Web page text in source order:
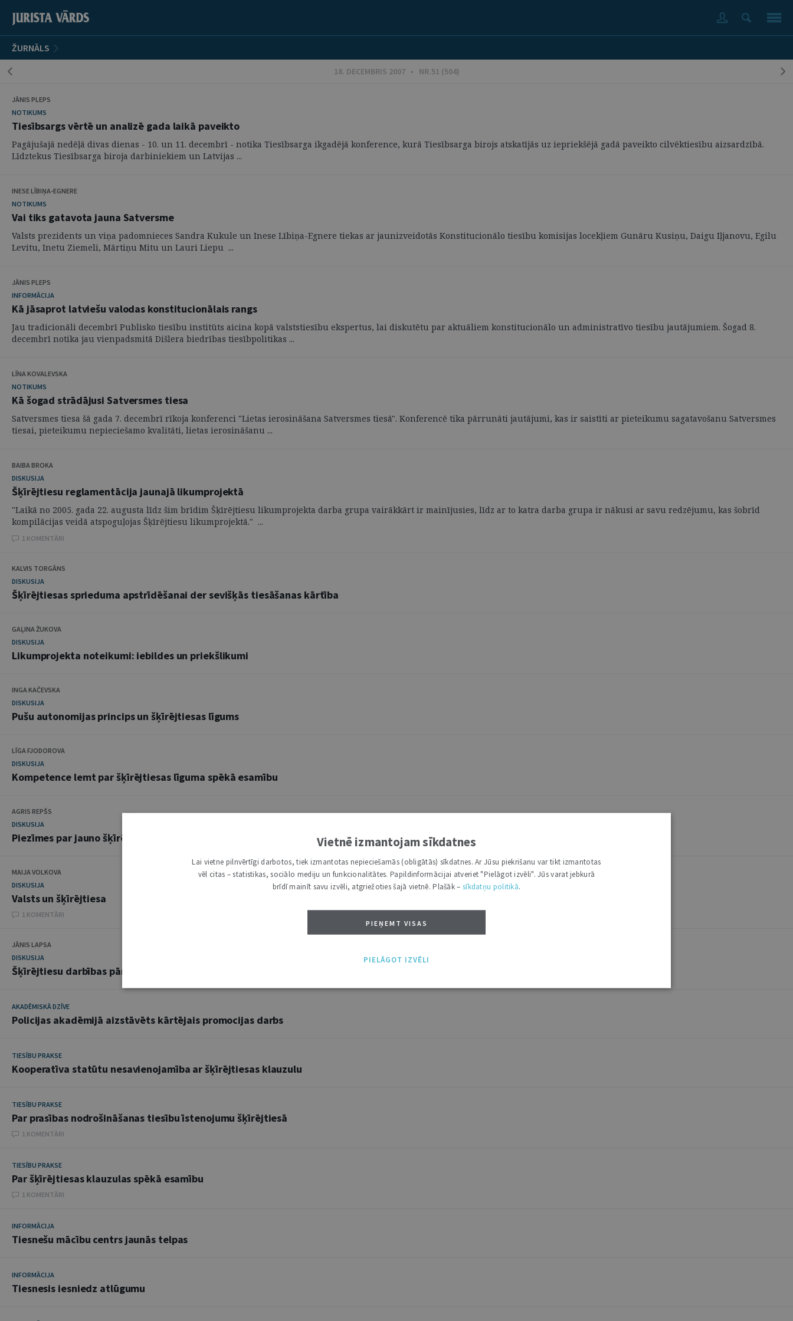
ŽURNĀLS
18. DECEMBRIS 2007 • NR.51 (504)
JĀNIS PLEPS
NOTIKUMS
Tiesībsargs vērtē un analizē gada laikā paveikto
Pagājušajā nedēļā divas dienas - 10. un 11. decembrī - notika Tiesībsarga ikgadējā konference, kurā Tiesībsarga birojs atskatījās uz iepriekšējā gadā paveikto cilvēktiesību aizsardzībā.
Līdztekus Tiesībsarga biroja darbiniekiem un Latvijas ...
INESE LĪBIŅA-EGNERE
NOTIKUMS
Vai tiks gatavota jauna Satversme
Valsts prezidents un viņa padomnieces Sandra Kukule un Inese Lībiņa-Egnere tiekas ar jaunizveidotās Konstitucionālo tiesību komisijas locekļiem Gunāru Kusiņu, Daigu Iļjanovu, Egilu
Levitu, Inetu Ziemeli, Mārtiņu Mitu un Lauri Liepu ...
JĀNIS PLEPS
INFORMĀCIJA
Kā jāsaprot latviešu valodas konstitucionālais rangs
Jau tradicionāli decembrī Publisko tiesību institūts aicina kopā valststiesību ekspertus, lai diskutētu par aktuāliem konstitucionālo un administratīvo tiesību jautājumiem. Šogad 8.
decembrī notika jau vienpadsmitā Dišlera biedrības tiesībpolitikas ...
LĪNA KOVALEVSKA
NOTIKUMS
Kā šogad strādājusi Satversmes tiesa
Satversmes tiesa šā gada 7. decembrī rīkoja konferenci "Lietas ierosināšana Satversmes tiesā". Konferencē tika pārrunāti jautājumi, kas ir saistīti ar pieteikumu sagatavošanu Satversmes
tiesai, pieteikumu nepieciešamo kvalitāti, lietas ierosināšanu ...
BAIBA BROKA
DISKUSIJA
Šķīrējtiesu reglamentācija jaunajā likumprojektā
"Laikā no 2005. gada 22. augusta līdz šim brīdim Šķīrējtiesu likumprojekta darba grupa vairākkārt ir mainījusies, līdz ar to katra darba grupa ir nākusi ar savu redzējumu, kas šobrīd
kompilācijas veidā atspoguļojas Šķīrējtiesu likumprojektā." ...
1 KOMENTĀRI
KALVIS TORGĀNS
DISKUSIJA
Šķīrējtiesas sprieduma apstrīdēšanai der sevišķās tiesāšanas kārtība
GAĻINA ŽUKOVA
DISKUSIJA
Likumprojekta noteikumi: iebildes un priekšlikumi
INGA KAČEVSKA
DISKUSIJA
Pušu autonomijas princips un šķīrējtiesas līgums
LĪGA FJODOROVA
DISKUSIJA
Kompetence lemt par šķīrējtiesas līguma spēkā esamību
AGRIS REPŠS
DISKUSIJA
Piezīmes par jauno šķīrējtiesas nolēmumu regulējumu
MAIJA VOLKOVA
DISKUSIJA
Valsts un šķīrējtiesa
1 KOMENTĀRI
JĀNIS LAPSA
DISKUSIJA
Šķīrējtiesu darbības pārmaiņas gaidot
AKADĒMISKĀ DZĪVE
Policijas akadēmijā aizstāvēts kārtējais promocijas darbs
TIESĪBU PRAKSE
Kooperatīva statūtu nesavienojamība ar šķīrējtiesas klauzulu
TIESĪBU PRAKSE
Par prasības nodrošināšanas tiesību īstenojumu šķīrējtiesā
1 KOMENTĀRI
TIESĪBU PRAKSE
Par šķīrējtiesas klauzulas spēkā esamību
1 KOMENTĀRI
INFORMĀCIJA
Tiesnešu mācību centrs jaunās telpas
INFORMĀCIJA
Tiesnesis iesniedz atlūgumu
Vietnē izmantojam sīkdatnes
Lai vietne pilnvērtīgi darbotos, tiek izmantotas nepieciešamās (obligātās) sīkdatnes. Ar Jūsu piekrišanu var tikt izmantotas
vēl citas – statistikas, sociālo mediju un funkcionalitātes. Papildinformācijai atveriet "Pielāgot izvēli". Jūs varat jebkurā
brīdī mainīt savu izvēli, atgriežoties šajā vietnē. Plašāk – sīkdatņu politikā.
PIEŅEMT VISAS
PIELĀGOT IZVĒLI